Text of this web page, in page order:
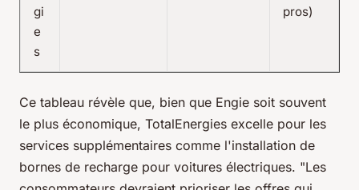
gi
e
s
pros)
Ce tableau révèle que, bien que Engie soit souvent
le plus économique, TotalEnergies excelle pour les
services supplémentaires comme l'installation de
bornes de recharge pour voitures électriques. "Les